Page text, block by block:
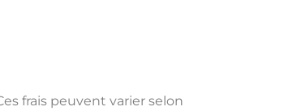
frais peuvent varier selon